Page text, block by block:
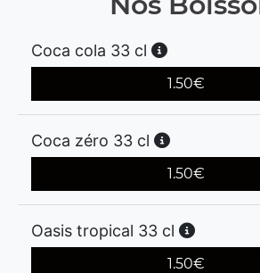
Coca cola 33 cl
1.50€
Coca zéro 33 cl
1.50€
Oasis tropical 33 cl
1.50€